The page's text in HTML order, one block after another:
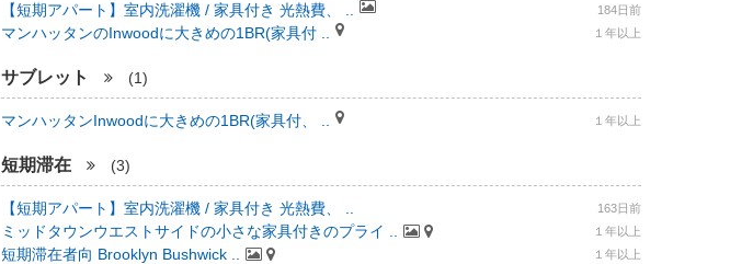
【短期アパート】室内洗濯機 / 家具付き 光熱費、 .. 184日前
マンハッタンのInwoodに大きめの1BR(家具付 .. １年以上
サブレット (1)
マンハッタンInwoodに大きめの1BR(家具付、 .. １年以上
短期滞在 (3)
【短期アパート】室内洗濯機 / 家具付き 光熱費、 .. 163日前
ミッドタウンウエストサイドの小さな家具付きのプライ .. １年以上
短期滞在者向 Brooklyn Bushwick .. １年以上